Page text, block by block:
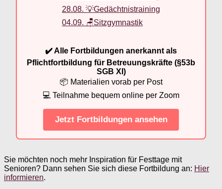
28.08. 💡Gedächtnistraining
04.09. 🪑Sitzgymnastik
✔️ Alle Fortbildungen anerkannt als
Pflichtfortbildung für Betreuungskräfte (§53b
SGB XI)
📦 Materialien vorab per Post
💻 Teilnahme bequem online per Zoom
Jetzt Fortbildungen ansehen
Sie möchten noch mehr Inspiration für Festtage mit
Senioren? Dann sehen Sie sich diese Fortbildung an: Hier
informieren.